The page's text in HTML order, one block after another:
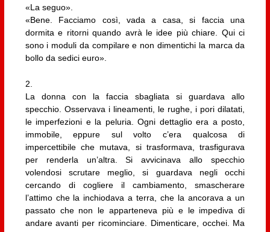
«La seguo».
«Bene. Facciamo così, vada a casa, si faccia una
dormita e ritorni quando avrà le idee più chiare. Qui ci
sono i moduli da compilare e non dimentichi la marca da
bollo da sedici euro».
2.
La donna con la faccia sbagliata si guardava allo
specchio. Osservava i lineamenti, le rughe, i pori dilatati,
le imperfezioni e la peluria. Ogni dettaglio era a posto,
immobile, eppure sul volto c’era qualcosa di
impercettibile che mutava, si trasformava, trasfigurava
per renderla un’altra. Si avvicinava allo specchio
volendosi scrutare meglio, si guardava negli occhi
cercando di cogliere il cambiamento, smascherare
l’attimo che la inchiodava a terra, che la ancorava a un
passato che non le apparteneva più e le impediva di
andare avanti per ricominciare. Dimenticare, occhei. Ma